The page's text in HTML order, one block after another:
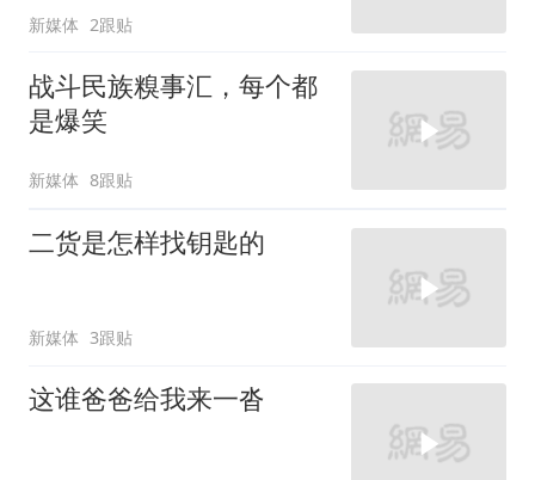
新媒体 2跟贴
战斗民族糗事汇，每个都
是爆笑
新媒体 8跟贴
二货是怎样找钥匙的
新媒体 3跟贴
这谁爸爸给我来一沓